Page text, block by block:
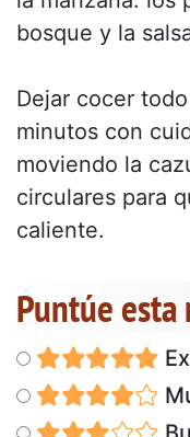
bosque y la
Dejar cocer
minutos con
moviendo la
circulares para
caliente.
Puntúe esta